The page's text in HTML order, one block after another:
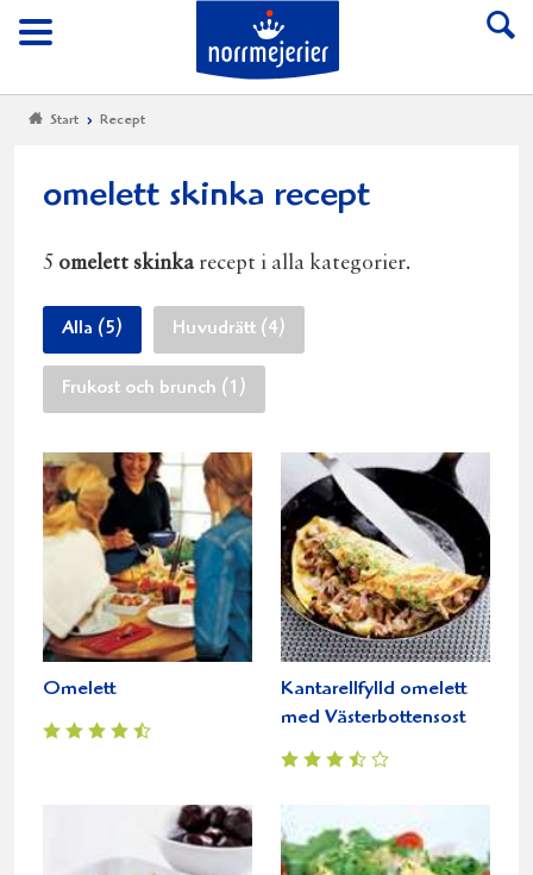
Meny
Till Norrmejerier
Start Recept
omelett skinka recept
5 omelett skinka recept i alla kategorier.
Alla (5) Huvudrätt (4)
Frukost och brunch (1)
Omelett
Kantarellfylld omelett
med Västerbottensost